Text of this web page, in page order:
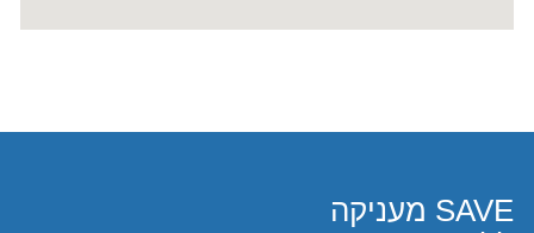
SAVE מעניקה